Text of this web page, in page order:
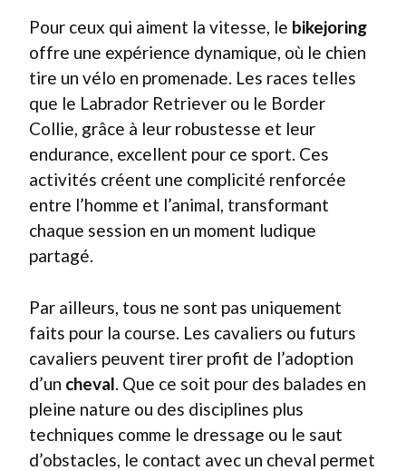
Pour ceux qui aiment la vitesse, le bikejoring
offre une expérience dynamique, où le chien
tire un vélo en promenade. Les races telles
que le Labrador Retriever ou le Border
Collie, grâce à leur robustesse et leur
endurance, excellent pour ce sport. Ces
activités créent une complicité renforcée
entre l’homme et l’animal, transformant
chaque session en un moment ludique
partagé.
Par ailleurs, tous ne sont pas uniquement
faits pour la course. Les cavaliers ou futurs
cavaliers peuvent tirer profit de l’adoption
d’un cheval . Que ce soit pour des balades en
pleine nature ou des disciplines plus
techniques comme le dressage ou le saut
d’obstacles, le contact avec un cheval permet